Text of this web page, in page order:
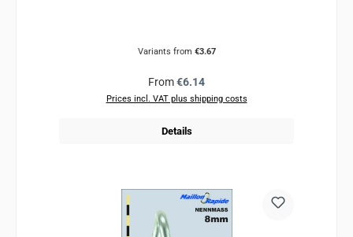
Variants from €3.67
Regular price:
From€6.14
Prices incl. VAT plus shipping costs
Details